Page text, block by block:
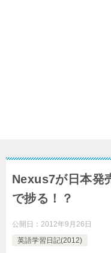
Nexus7が日本発
で捗る！？
公開日： 2012年9月26日
英語学習日記(2012)